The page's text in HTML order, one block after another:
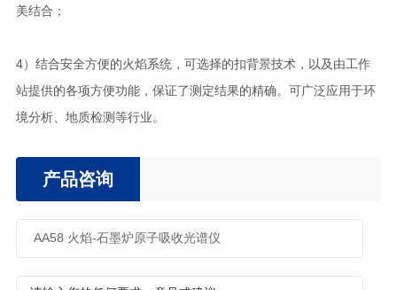
美结合；
4）结合安全方便的火焰系统，可选择的扣背景技术，以及由工作
站提供的各项方便功能，保证了测定结果的精确。可广泛应用于环
境分析、地质检测等行业。
产品咨询